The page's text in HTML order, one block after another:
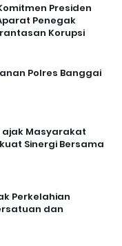
Presiden
Penegak
Korupsi
Polres Banggai
ajak Masyarakat
Sinergi Bersama
Perkelahian
dan